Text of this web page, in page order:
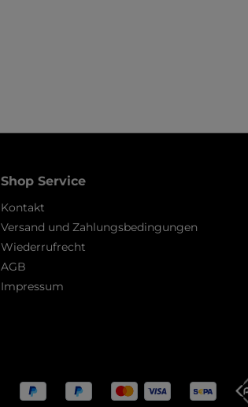
Shop Service
Kontakt
Versand und Zahlungsbedingungen
Wiederrufrecht
AGB
Impressum